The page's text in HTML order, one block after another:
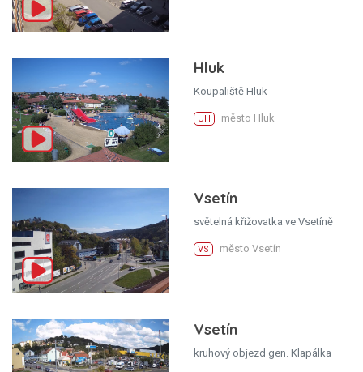
Hluk
Koupaliště Hluk
UH město Hluk
Vsetín
světelná křižovatka ve Vsetíně
VS město Vsetín
Vsetín
kruhový objezd gen. Klapálka